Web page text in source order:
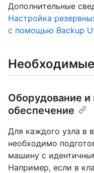
Дополнительные
Настройка
с помощью Backup
Оборудование
обеспечение
Для каждого узла в
необходимо
машину с
Например, если в